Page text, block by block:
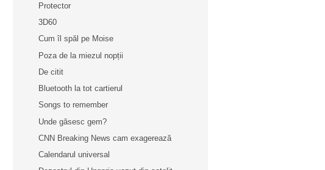
Protector
3D60
Cum îl spăl pe Moise
Poza de la miezul nopții
De citit
Bluetooth la tot cartierul
Songs to remember
Unde găsesc gem?
CNN Breaking News cam exagerează
Calendarul universal